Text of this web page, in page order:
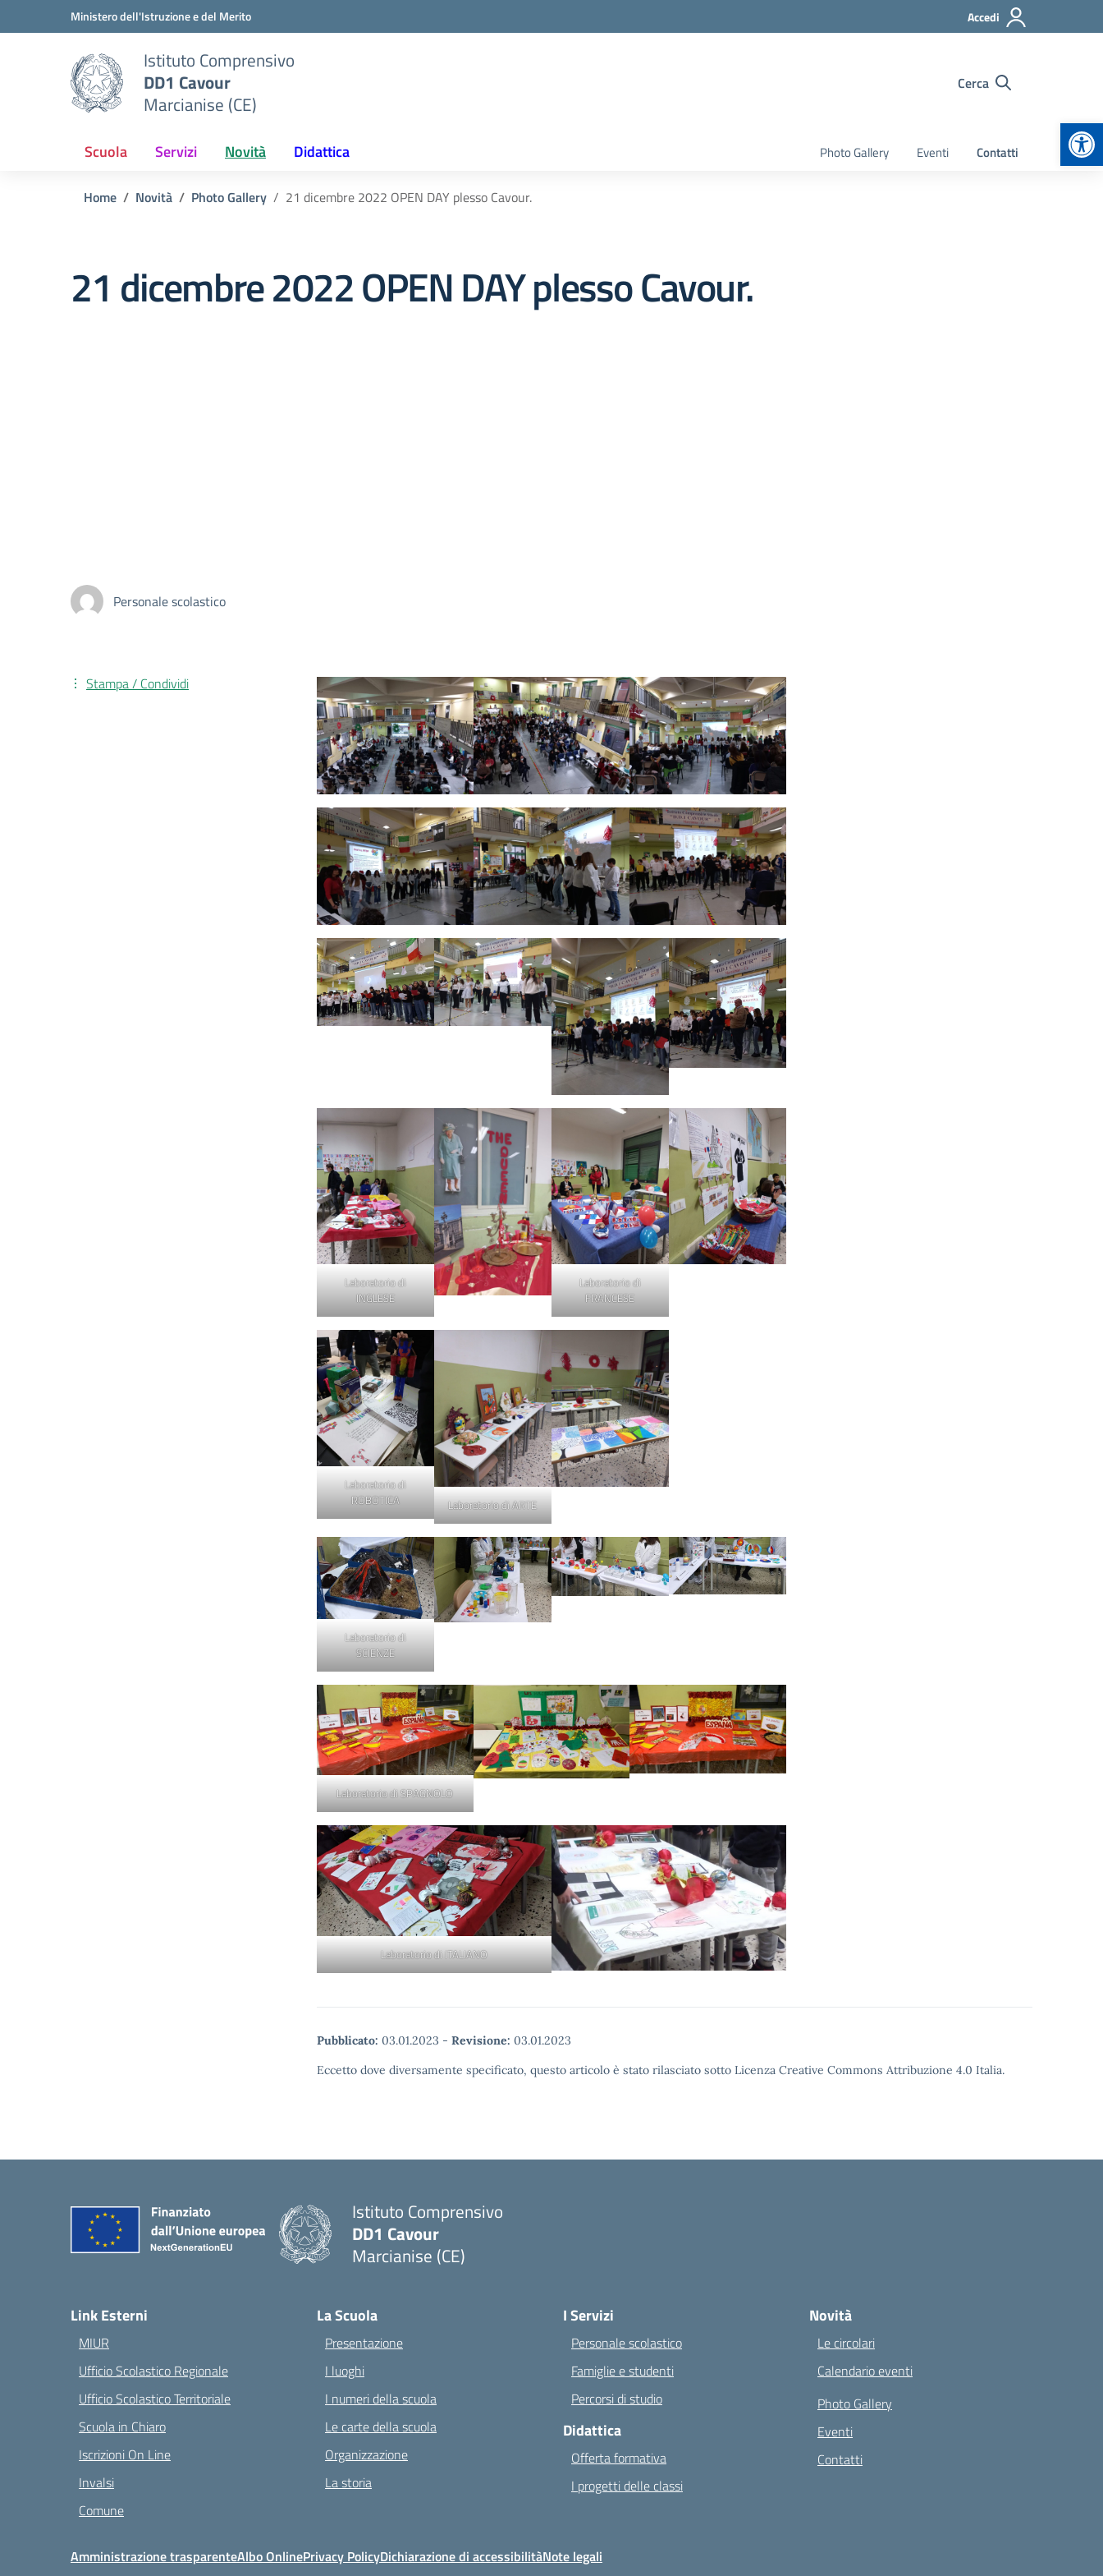
Vai ai contenuti
Vai al menu di navigazioneMinistero dell'Istruzione e del Merito Accedi
Istituto Comprensivo
DD1 Cavour
Marcianise (CE)
Cerca
Scuola Servizi Novità Didattica Photo Gallery Eventi Contatti
Home Novità Photo Gallery 21 dicembre 2022 OPEN DAY plesso Cavour.
21 dicembre 2022 OPEN DAY plesso Cavour.
Personale scolastico
Laboratorio di
INGLESE
Laboratorio di
FRANCESE
Laboratorio di
ROBOTICA
Laboratorio di ARTE
Laboratorio di
SCIENZE
Laboratorio di SPAGNOLO
Laboratorio di ITALIANO
Pubblicato: 03.01.2023 - Revisione: 03.01.2023
Eccetto dove diversamente specificato, questo articolo è stato rilasciato sotto Licenza Creative Commons Attribuzione 4.0 Italia.
Stampa / Condividi
Istituto Comprensivo
DD1 Cavour
Marcianise (CE)
Link Esterni
MIUR
Ufficio Scolastico Regionale
Ufficio Scolastico Territoriale
Scuola in Chiaro
Iscrizioni On Line
Invalsi
Comune
La Scuola
Presentazione
I luoghi
I numeri della scuola
Le carte della scuola
Organizzazione
La storia
I Servizi
Personale scolastico
Famiglie e studenti
Percorsi di studio
Didattica
Offerta formativa
I progetti delle classi
Novità
Le circolari
Calendario eventi
Photo Gallery
Eventi
Contatti
Amministrazione trasparenteAlbo OnlinePrivacy PolicyDichiarazione di accessibilitàNote legali